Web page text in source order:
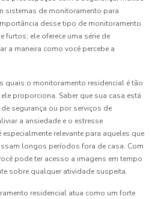
sistemas de monitoramento para
desse tipo de monitoramento
furtos; ele oferece uma série de
a maneira como você percebe a
o monitoramento residencial é tão
proporciona. Saber que sua casa está
segurança ou por serviços de
a ansiedade e o estresse
relevante para aqueles que
longos períodos fora de casa. Com
pode ter acesso a imagens em tempo
sobre qualquer atividade suspeita.
residencial atua como um forte